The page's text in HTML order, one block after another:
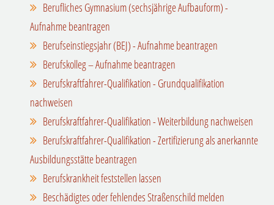
Berufliches Gymnasium (sechsjährige Aufbauform) -
Aufnahme beantragen
Berufseinstiegsjahr (BEJ) - Aufnahme beantragen
Berufskolleg – Aufnahme beantragen
Berufskraftfahrer-Qualifikation - Grundqualifikation
nachweisen
Berufskraftfahrer-Qualifikation - Weiterbildung nachweisen
Berufskraftfahrer-Qualifikation - Zertifizierung als anerkannte
Ausbildungsstätte beantragen
Berufskrankheit feststellen lassen
Beschädigtes oder fehlendes Straßenschild melden